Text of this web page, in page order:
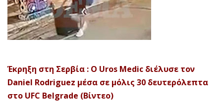
Έκρηξη στη Σερβία : Ο Uros Medic διέλυσε τον
Daniel Rodriguez μέσα σε μόλις 30 δευτερόλεπτα
στο UFC Belgrade (Βίντεο)